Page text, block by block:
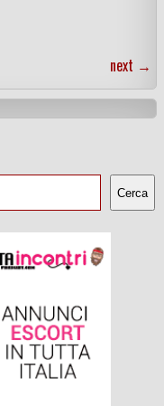
next →
Cerca